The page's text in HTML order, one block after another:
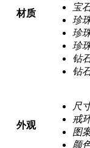
材质
宝
珍
珍
珍
钻
钻
外观
尺
戒
图
颜